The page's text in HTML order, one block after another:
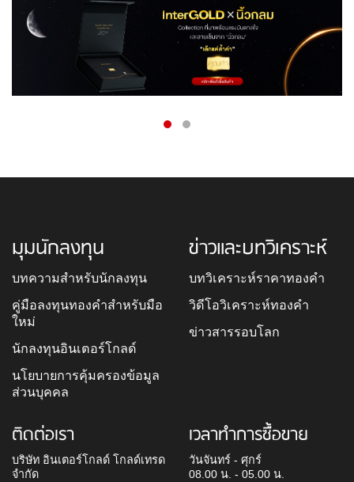
มุมนักลงทุน
บทความสำหรับนักลงทุน
คู่มือลงทุนทองคำสำหรับมือ
ใหม่
นักลงทุนอินเตอร์โกลด์
นโยบายการคุ้มครองข้อมูล
ส่วนบุคคล
ข่าวและบทวิเคราะห์
บทวิเคราะห์ราคาทองคำ
วิดีโอวิเคราะห์ทองคำ
ข่าวสารรอบโลก
ติดต่อเรา
บริษัท อินเตอร์โกลด์ โกลด์เทรด
จำกัด
เวลาทำการซื้อขาย
วันจันทร์ - ศุกร์
08.00 น. - 05.00 น.